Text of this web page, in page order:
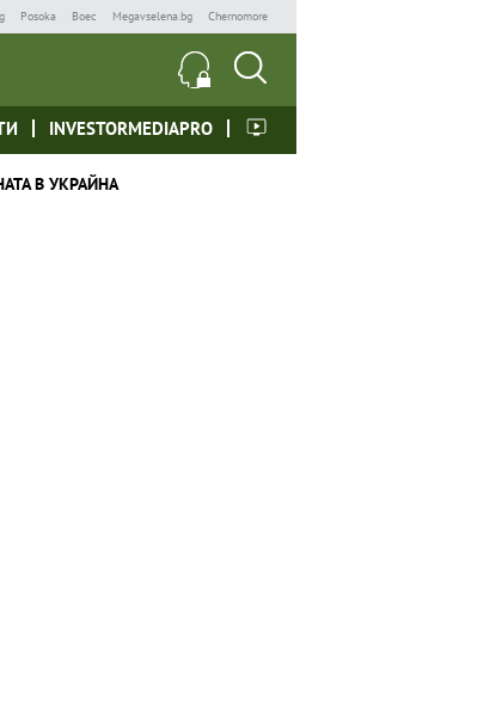
Posoka Boec Megavselena.bg Chernomore
INVESTORMEDIAPRO
В УКРАЙНА